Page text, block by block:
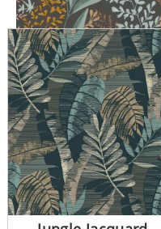
La Foret 102922974